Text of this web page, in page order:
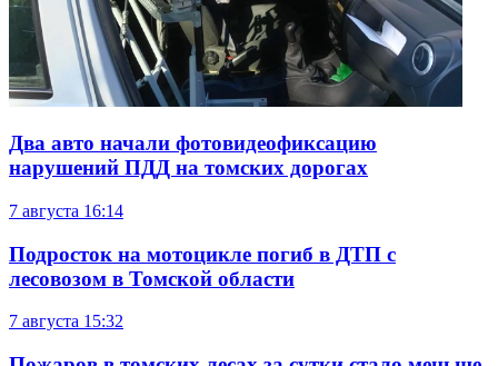
Два авто начали фотовидеофиксацию
нарушений ПДД на томских дорогах
7 августа 16:14
Подросток на мотоцикле погиб в ДТП с
лесовозом в Томской области
7 августа 15:32